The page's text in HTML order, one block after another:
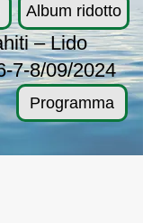
Album ridotto
– Lido
7-8/09/2024
Programma